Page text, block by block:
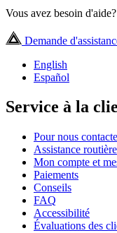
Vous avez besoin d'aide?
Demande
English
Español
Service à la
Pour nous
Assistance routière
Mon compte et
Paiements
Conseils
FAQ
Accessibilité
Évaluations des